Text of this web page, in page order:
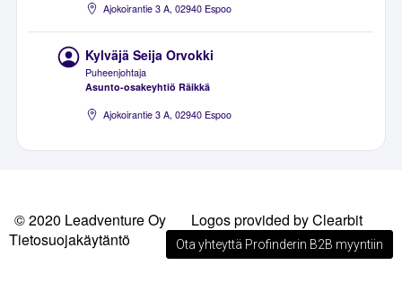
Ajokoirantie 3 A, 02940 Espoo
Kylväjä Seija Orvokki
Puheenjohtaja
Asunto-osakeyhtiö Räikkä
Ajokoirantie 3 A, 02940 Espoo
© 2020 Leadventure Oy
Logos provided by Clearbit
Tietosuojakäytäntö
Ota yhteyttä Profinderin B2B myyntiin